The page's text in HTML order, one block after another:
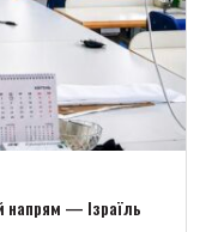
напрям — Ізраїль